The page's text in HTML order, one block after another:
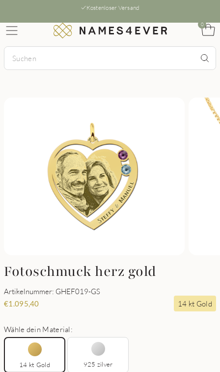
Kostenloser Versand
0
Fotoschmuck herz gold
Artikelnummer: GHEF019-GS
€1.095,40 14 kt Gold
Wähle dein Material:
14 kt Gold 925 zilver